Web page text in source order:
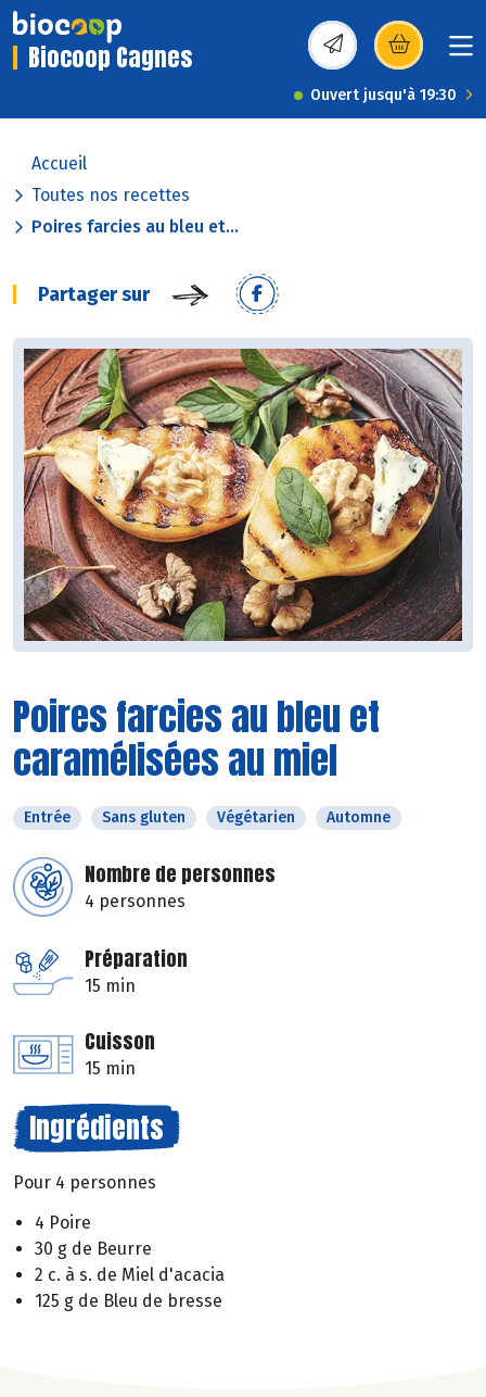
Biocoop Cagnes (s’ouvre dans une
Ouvert jusqu'à 19:30
Accueil
Toutes nos recettes
Poires farcies au bleu et...
Partager sur
Poires farcies au bleu et
caramélisées au miel
Entrée Sans gluten Végétarien Automne
Nombre de personnes
4 personnes
Préparation
15 min
Cuisson
15 min
Ingrédients
Pour 4 personnes
4 Poire
30 g de Beurre
2 c. à s. de Miel d'acacia
125 g de Bleu de bresse